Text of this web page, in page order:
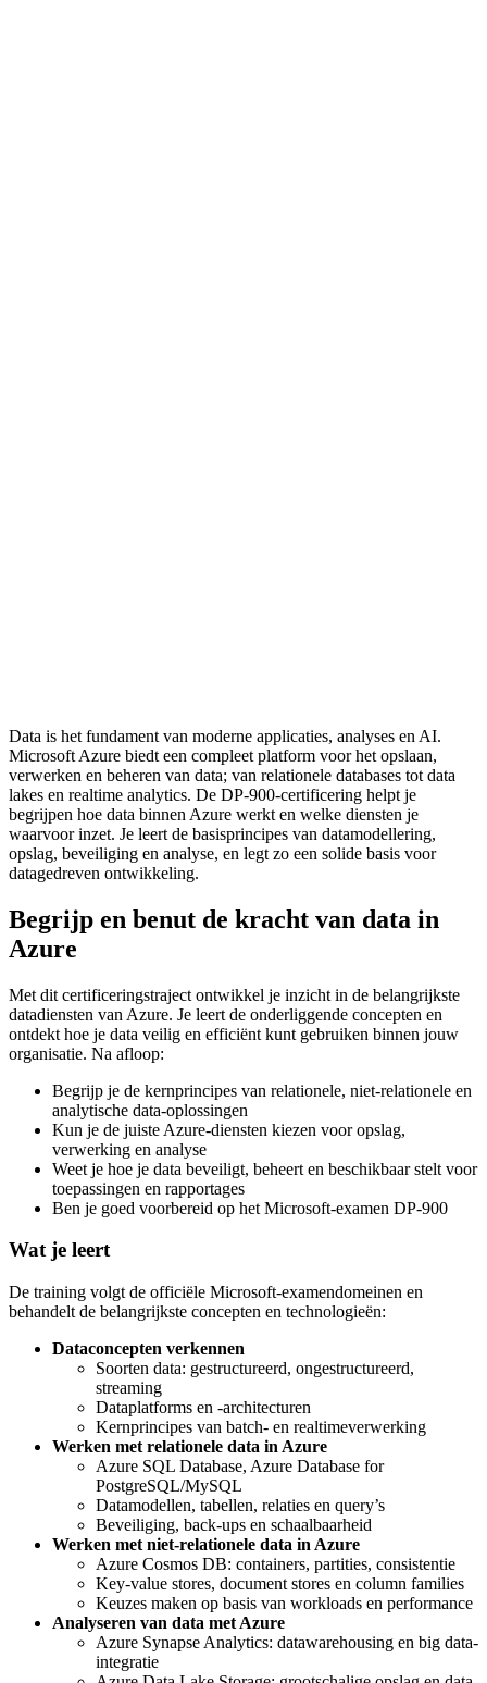
Data is het fundament van moderne applicaties, analyses en AI.
Microsoft Azure biedt een compleet platform voor het opslaan,
verwerken en beheren van data; van relationele databases tot data
lakes en realtime analytics. De DP-900-certificering helpt je
begrijpen hoe data binnen Azure werkt en welke diensten je
waarvoor inzet. Je leert de basisprincipes van datamodellering,
opslag, beveiliging en analyse, en legt zo een solide basis voor
datagedreven ontwikkeling.
Begrijp en benut de kracht van data in
Azure
Met dit certificeringstraject ontwikkel je inzicht in de belangrijkste
datadiensten van Azure. Je leert de onderliggende concepten en
ontdekt hoe je data veilig en efficiënt kunt gebruiken binnen jouw
organisatie. Na afloop:
Begrijp je de kernprincipes van relationele, niet-relationele en
analytische data-oplossingen
Kun je de juiste Azure-diensten kiezen voor opslag,
verwerking en analyse
Weet je hoe je data beveiligt, beheert en beschikbaar stelt voor
toepassingen en rapportages
Ben je goed voorbereid op het Microsoft-examen DP-900
Wat je leert
De training volgt de officiële Microsoft-examendomeinen en
behandelt de belangrijkste concepten en technologieën:
Dataconcepten verkennen
Soorten data: gestructureerd, ongestructureerd,
streaming
Dataplatforms en -architecturen
Kernprincipes van batch- en realtimeverwerking
Werken met relationele data in Azure
Azure SQL Database, Azure Database for
PostgreSQL/MySQL
Datamodellen, tabellen, relaties en query’s
Beveiliging, back-ups en schaalbaarheid
Werken met niet-relationele data in Azure
Azure Cosmos DB: containers, partities, consistentie
Key-value stores, document stores en column families
Keuzes maken op basis van workloads en performance
Analyseren van data met Azure
Azure Synapse Analytics: datawarehousing en big data-
integratie